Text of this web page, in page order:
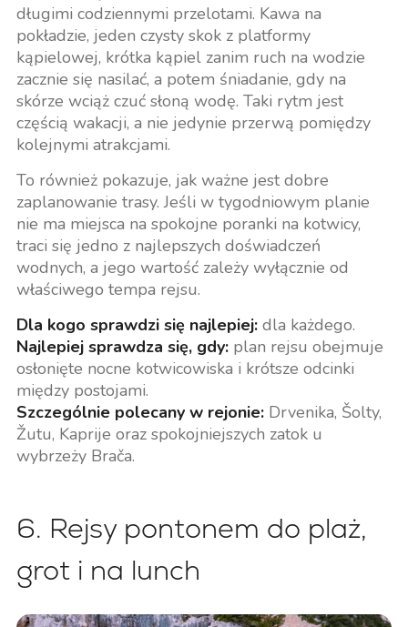
długimi codziennymi przelotami. Kawa na
pokładzie, jeden czysty skok z platformy
kąpielowej, krótka kąpiel zanim ruch na wodzie
zacznie się nasilać, a potem śniadanie, gdy na
skórze wciąż czuć słoną wodę. Taki rytm jest
częścią wakacji, a nie jedynie przerwą pomiędzy
kolejnymi atrakcjami.
To również pokazuje, jak ważne jest dobre
zaplanowanie trasy. Jeśli w tygodniowym planie
nie ma miejsca na spokojne poranki na kotwicy,
traci się jedno z najlepszych doświadczeń
wodnych, a jego wartość zależy wyłącznie od
właściwego tempa rejsu.
Dla kogo sprawdzi się najlepiej:dla każdego.
Najlepiej sprawdza się, gdy:plan rejsu obejmuje
osłonięte nocne kotwicowiska i krótsze odcinki
między postojami.
Szczególnie polecany w rejonie:Drvenika, Šolty,
Žutu, Kaprije oraz spokojniejszych zatok u
wybrzeży Brača.
6. Rejsy pontonem do plaż,
grot i na lunch